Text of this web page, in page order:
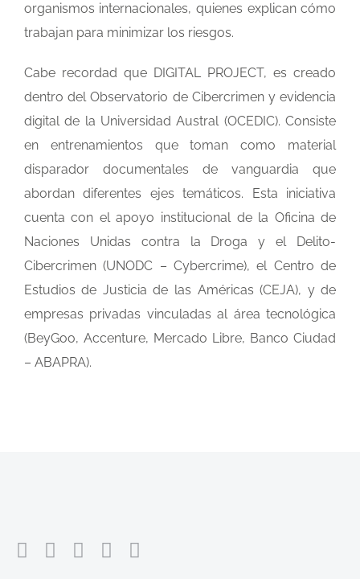
organismos internacionales, quienes explican cómo
trabajan para minimizar los riesgos.
Cabe recordad que DIGITAL PROJECT, es creado
dentro del Observatorio de Cibercrimen y evidencia
digital de la Universidad Austral (OCEDIC). Consiste
en entrenamientos que toman como material
disparador documentales de vanguardia que
abordan diferentes ejes temáticos. Esta iniciativa
cuenta con el apoyo institucional de la Oficina de
Naciones Unidas contra la Droga y el Delito-
Cibercrimen (UNODC – Cybercrime), el Centro de
Estudios de Justicia de las Américas (CEJA), y de
empresas privadas vinculadas al área tecnológica
(BeyGoo, Accenture, Mercado Libre, Banco Ciudad
– ABAPRA).